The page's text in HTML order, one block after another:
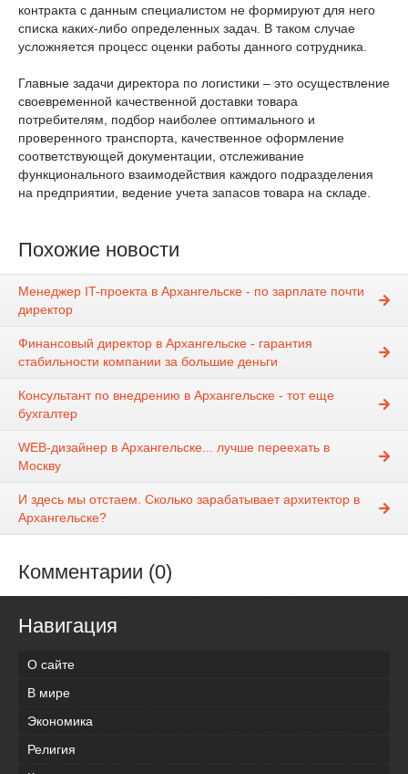
контракта с данным специалистом не формируют для него
списка каких-либо определенных задач. В таком случае
усложняется процесс оценки работы данного сотрудника.
Главные задачи директора по логистики – это осуществление
своевременной качественной доставки товара
потребителям, подбор наиболее оптимального и
проверенного транспорта, качественное оформление
соответствующей документации, отслеживание
функционального взаимодействия каждого подразделения
на предприятии, ведение учета запасов товара на складе.
Похожие новости
Менеджер IT-проекта в Архангельске - по зарплате почти
директор
Финансовый директор в Архангельске - гарантия
стабильности компании за большие деньги
Консультант по внедрению в Архангельске - тот еще
бухгалтер
WEB-дизайнер в Архангельске... лучше переехать в
Москву
И здесь мы отстаем. Сколько зарабатывает архитектор в
Архангельске?
Комментарии (0)
Навигация
О сайте
В мире
Экономика
Религия